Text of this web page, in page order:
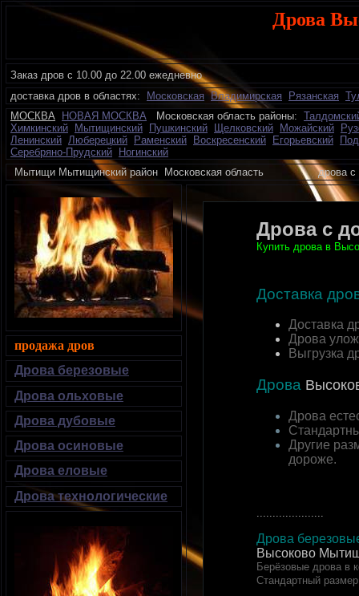
Дрова
Заказ дров с 10.00 до 22.00 ежедневно
доставка дров в областях:
Московская Владимирская Рязанская
МОСКВА
НОВАЯ МОСКВА Московская область районы:
Химкинский
Мытищинский Пушкинский Щелковский Можайский
Ленинский Люберецкий Раменский Воскресенский Егорьевский
Серебряно-Прудский
Ногинский
Мытищи Мытищинский район Московская область дрова с
Дрова с
Купить дрова в
Доставка
Доставка
Дрова
Выгрузка
Дрова
Дрова
Другие
дороже.
Дрова
Высоково
Берёзовые дрова в
Стандартный
продажа дров
Дрова березовые
Дрова ольховые
Дрова дубовые
Дрова осиновые
Дрова еловые
Дрова технологические